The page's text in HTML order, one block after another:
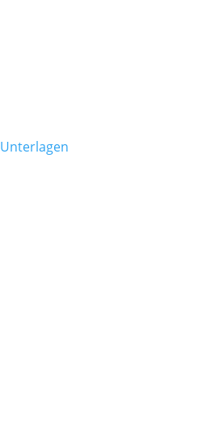
Unterlagen